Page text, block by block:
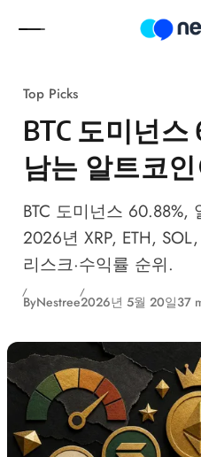
Top Picks
BTC 도미넌
남는 알트코
BTC 도미넌스
2026년 XRP, ETH,
리스크·수익률 순위.
ByNestree2026년 5월 20일37